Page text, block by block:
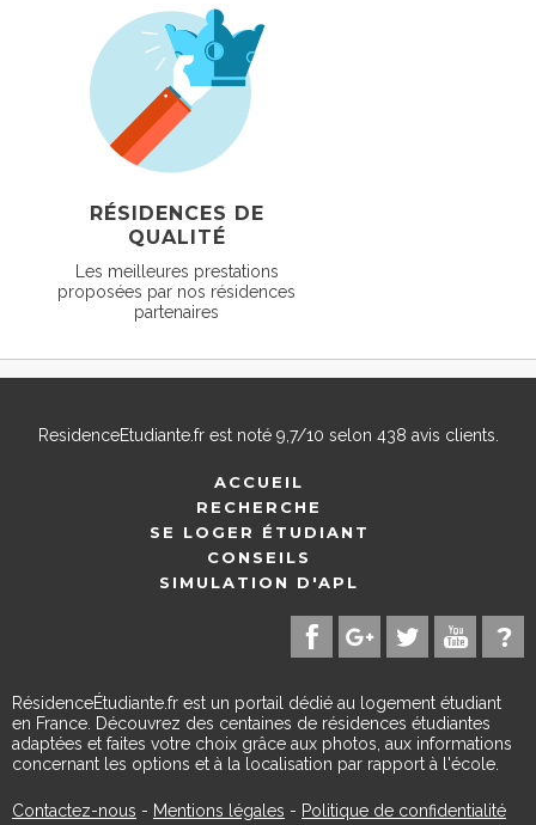
RÉSIDENCES DE
QUALITÉ
Les meilleures prestations
proposées par nos résidences
partenaires
ResidenceEtudiante.frest noté 9,7/10 selon 438 avis clients.
ACCUEIL
RECHERCHE
SE LOGER ÉTUDIANT
CONSEILS
SIMULATION D'APL
RésidenceÉtudiante.fr est un portail dédié au logement étudiant
en France. Découvrez des centaines de résidences étudiantes
adaptées et faites votre choix grâce aux photos, aux informations
concernant les options et à la localisation par rapport à l'école.
Contactez-nous - Mentions légales - Politique de confidentialité